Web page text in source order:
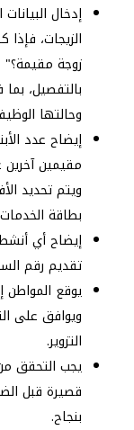
إدخال
الزيجات،
زوجة مقيمة؟"
بالتفصيل،
وحالتها
إيضاح عدد
مقيمين آخرين
ويتم تحديد
بطاقة
إيضاح أي
تقديم رقم
يوقع المواطن
ويوافق على
التزوير.
يجب التحقق
قصيرة قبل
بنجاح.